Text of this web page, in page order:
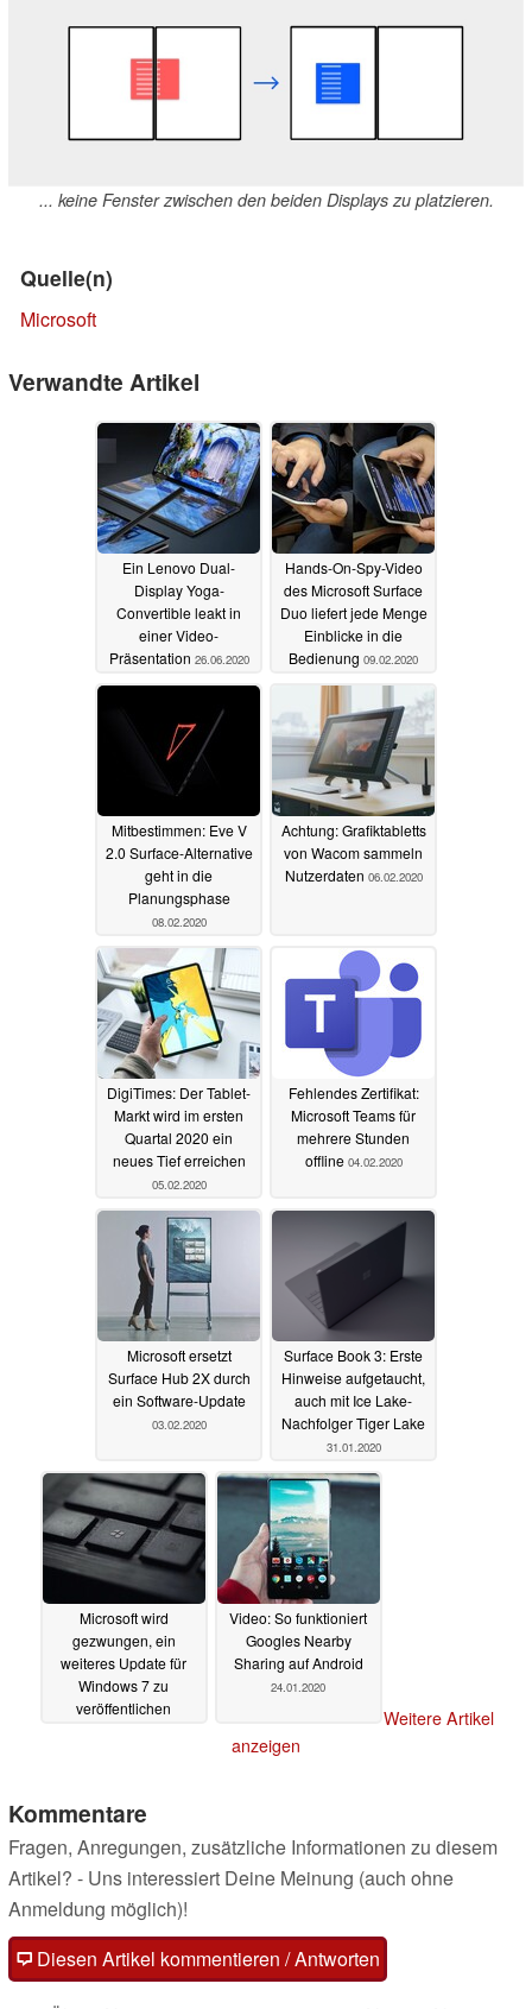
... keine Fenster zwischen den beiden Displays zu platzieren.
Quelle(n)
Microsoft
Verwandte Artikel
Ein Lenovo Dual-
Display Yoga-
Convertible leakt in
einer Video-
Präsentation 26.06.2020
Hands-On-Spy-Video
des Microsoft Surface
Duo liefert jede Menge
Einblicke in die
Bedienung 09.02.2020
Mitbestimmen: Eve V
2.0 Surface-Alternative
geht in die
Planungsphase
08.02.2020
Achtung: Grafiktabletts
von Wacom sammeln
Nutzerdaten 06.02.2020
DigiTimes: Der Tablet-
Markt wird im ersten
Quartal 2020 ein
neues Tief erreichen
05.02.2020
Fehlendes Zertifikat:
Microsoft Teams für
mehrere Stunden
offline 04.02.2020
Microsoft ersetzt
Surface Hub 2X durch
ein Software-Update
03.02.2020
Surface Book 3: Erste
Hinweise aufgetaucht,
auch mit Ice Lake-
Nachfolger Tiger Lake
31.01.2020
Microsoft wird
gezwungen, ein
weiteres Update für
Windows 7 zu
veröffentlichen
Video: So funktioniert
Googles Nearby
Sharing auf Android
24.01.2020
Weitere Artikel
anzeigen
Kommentare
Fragen, Anregungen, zusätzliche Informationen zu diesem
Artikel? - Uns interessiert Deine Meinung (auch ohne
Anmeldung möglich)!
Diesen Artikel kommentieren / Antworten